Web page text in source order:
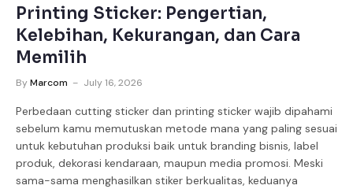
Printing Sticker: Pengertian,
Kelebihan, Kekurangan, dan Cara
Memilih
ByMarcom July 16, 2026
Perbedaan cutting sticker dan printing sticker wajib dipahami
sebelum kamu memutuskan metode mana yang paling sesuai
untuk kebutuhan produksi baik untuk branding bisnis, label
produk, dekorasi kendaraan, maupun media promosi. Meski
sama-sama menghasilkan stiker berkualitas, keduanya